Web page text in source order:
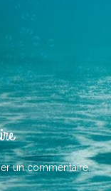
un commentaire.